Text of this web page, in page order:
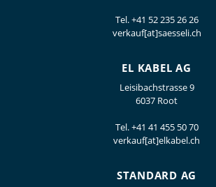
Tel.+41 52 235 26 26
verkauf[at]saesseli.ch
EL KABEL AG
Leisibachstrasse 9
6037 Root
Tel.+41 41 455 50 70
verkauf[at]elkabel.ch
STANDARD AG